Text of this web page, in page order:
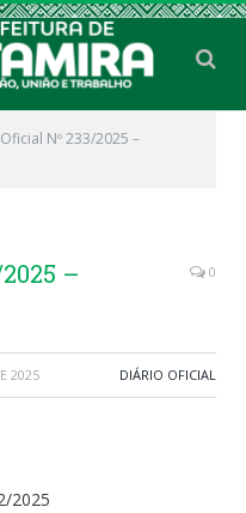
Nº 233/2025 –
–
0
2025 DIÁRIO OFICIAL
2025